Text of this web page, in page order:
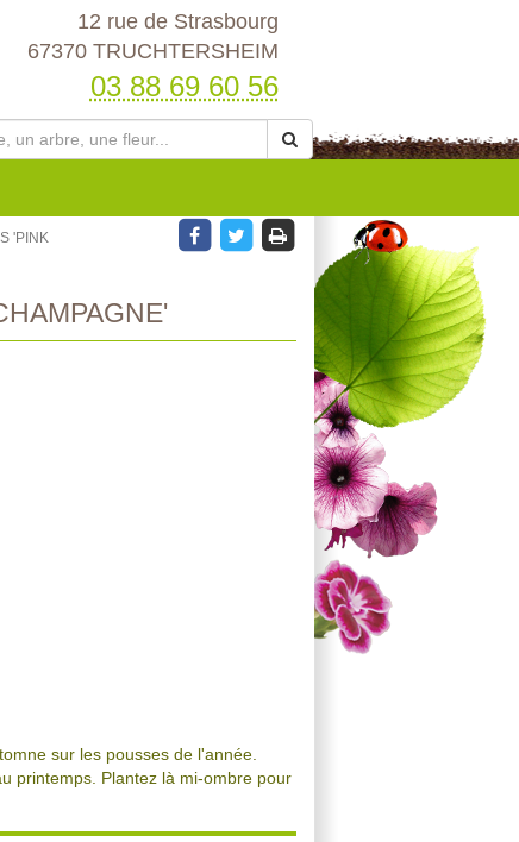
12 rue de Strasbourg
67370 TRUCHTERSHEIM
03 88 69 60 56
'PINK
sur les pousses de l'année.
printemps. Plantez là mi-ombre pour